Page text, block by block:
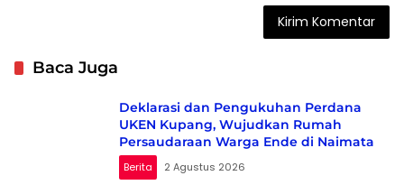
Baca Juga
Deklarasi dan Pengukuhan Perdana
UKEN Kupang, Wujudkan Rumah
Persaudaraan Warga Ende di Naimata
Berita 2 Agustus 2026